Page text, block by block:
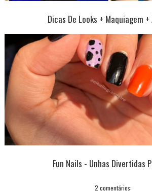
Dicas De Looks + Maquiagem +
Fun Nails - Unhas Divertidas
2 comentários: